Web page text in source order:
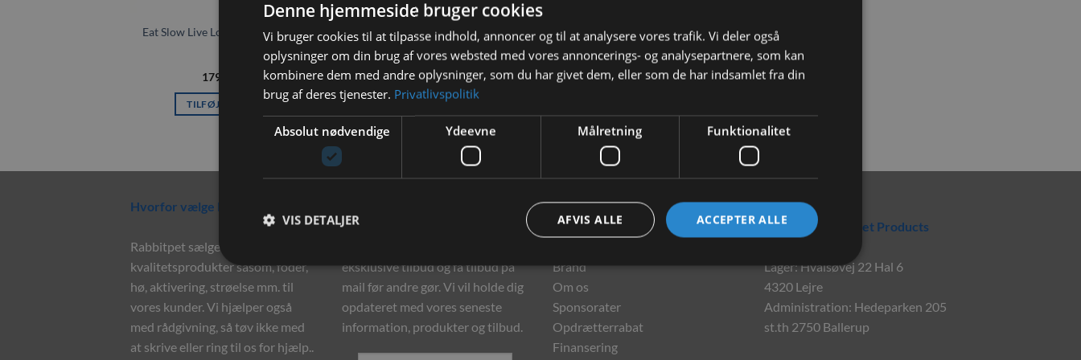
Eat Slow Live Longer Puzzle Circle
179,00
TILFØJ TIL KURV
Eat Slow Live Longer Puzzle
Triangle
149,00kr.
TILFØJ TIL KURV
Eat Slow Live Longer Puzzle
Rectangle
179,00kr.
Hvorfor vælge Rabbitpet?
Rabbitpet sælger ikke kun
kvalitetsprodukter såsom, foder,
hø, aktivering, strøelse mm. til
vores kunder. Vi hjælper også
med rådgivning, så tøv ikke med
at skrive eller ring til os for hjælp..
eksklusive tilbud og få tilbud på
mail før andre gør. Vi vil holde dig
opdateret med vores seneste
information, produkter og tilbud.
Information
Brand
Om os
Sponsorater
Opdrætterrabat
Finansering
Rabbitpet
En del af World Pet Products
Lager: Hvalsøvej 22 Hal 6
4320 Lejre
Administration: Hedeparken 205
st.th 2750 Ballerup
Denne hjemmeside bruger cookies
Vi bruger cookies til at tilpasse indhold, annoncer og til at analysere vores trafik. Vi deler også
oplysninger om din brug af vores websted med vores annoncerings- og analysepartnere, som kan
kombinere dem med andre oplysninger, som du har givet dem, eller som de har indsamlet fra din
brug af deres tjenester. Privatlivspolitik
Absolut nødvendige Ydeevne Målretning Funktionalitet
ACCEPTER ALLE
AFVIS ALLE
VIS DETALJER